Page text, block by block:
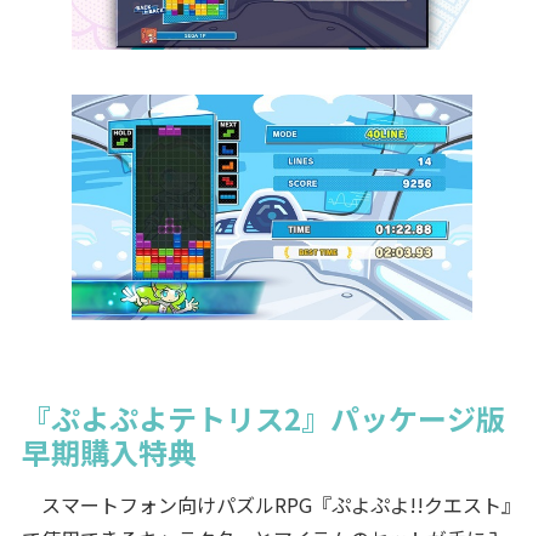
『ぷよぷよテトリス2』パッケージ版
早期購入特典
スマートフォン向けパズルRPG『ぷよぷよ!!クエスト』